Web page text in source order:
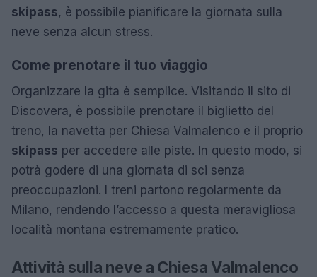
skipass, è possibile pianificare la giornata sulla
neve senza alcun stress.
Come prenotare il tuo viaggio
Organizzare la gita è semplice. Visitando il sito di
Discovera, è possibile prenotare il biglietto del
treno, la navetta per Chiesa Valmalenco e il proprio
skipass per accedere alle piste. In questo modo, si
potrà godere di una giornata di sci senza
preoccupazioni. I treni partono regolarmente da
Milano, rendendo l’accesso a questa meravigliosa
località montana estremamente pratico.
Attività sulla neve a Chiesa Valmalenco